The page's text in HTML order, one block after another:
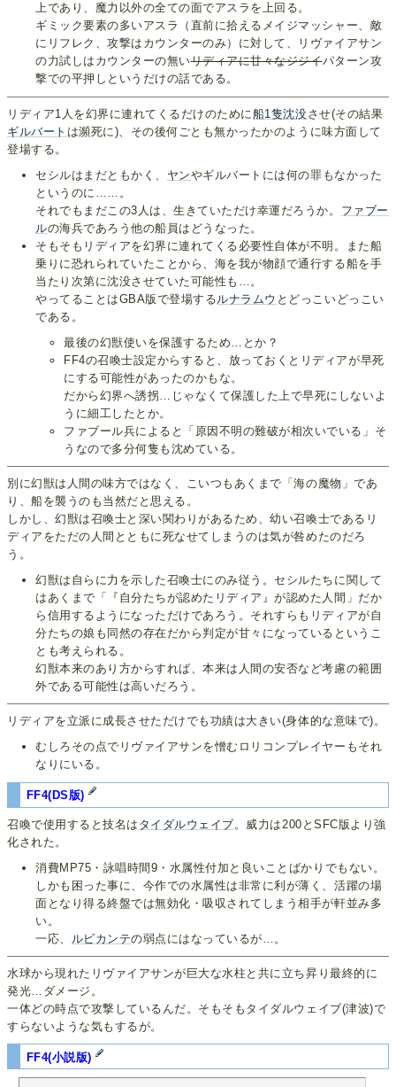
上であり、魔力以外の全ての面でアスラを上回る。
ギミック要素の多いアスラ（直前に拾えるメイジマッシャー、敵
にリフレク、攻撃はカウンターのみ）に対して、リヴァイアサン
の力試しはカウンターの無いリディアに甘々なジジイパターン攻
撃での平押しというだけの話である。
リディア1人を幻界に連れてくるだけのために 船1隻沈没させ(その結果
ギルバート は瀕死に)、その後何ごとも無かったかのように味方面して
登場する。
セシルはまだともかく、 ヤンやギルバートには何の罪もなかった
というのに……。
それでもまだこの3人は、生きていただけ幸運だろうか。 ファブー
ルの海兵であろう他の船員はどうなった。
そもそもリディアを幻界に連れてくる必要性自体が不明。また船
乗りに恐れられていたことから、海を我が物顔で通行する船を手
当たり次第に沈没させていた可能性も…。
やってることはGBA版で登場する ルナラムウ とどっこいどっこい
である。
最後の幻獣使いを保護するため…とか？
FF4の召喚士設定からすると、放っておくとリディアが早死
にする可能性があったのかもな。
だから幻界へ誘拐…じゃなくて保護した上で早死にしないよ
うに細工したとか。
ファブール兵によると「原因不明の難破が相次いでいる」そ
うなので多分何隻も沈めている。
別に幻獣は人間の味方ではなく、こいつもあくまで「海の魔物」であ
り、船を襲うのも当然だと思える。
しかし、幻獣は召喚士と深い関わりがあるため、幼い召喚士であるリ
ディアをただの人間とともに死なせてしまうのは気が咎めたのだろ
う。
幻獣は自らに力を示した召喚士にのみ従う。セシルたちに関して
はあくまで「『自分たちが認めたリディア』が認めた人間」だか
ら信用するようになっただけであろう。それすらもリディアが自
分たちの娘も同然の存在だから判定が甘々になっているというこ
とも考えられる。
幻獣本来のあり方からすれば、本来は人間の安否など考慮の範囲
外である可能性は高いだろう。
リディアを立派に成長させただけでも功績は大きい(身体的な意味で)。
むしろその点でリヴァイアサンを憎むロリコンプレイヤーもそれ
なりにいる。
FF4(DS版)
召喚で使用すると技名は タイダルウェイブ 。威力は200とSFC版より強
化された。
消費MP75・詠唱時間9・水属性付加と良いことばかりでもない。
しかも困った事に、今作での水属性は非常に利が薄く、活躍の場
面となり得る終盤では無効化・吸収されてしまう相手が軒並み多
い。
一応、
ルビカンテの弱点にはなっているが…。
水球から現れたリヴァイアサンが巨大な水柱と共に立ち昇り最終的に
発光…ダメージ。
一体どの時点で攻撃しているんだ。そもそもタイダルウェイブ(津波)で
すらないような気もするが。
FF4(小説版)